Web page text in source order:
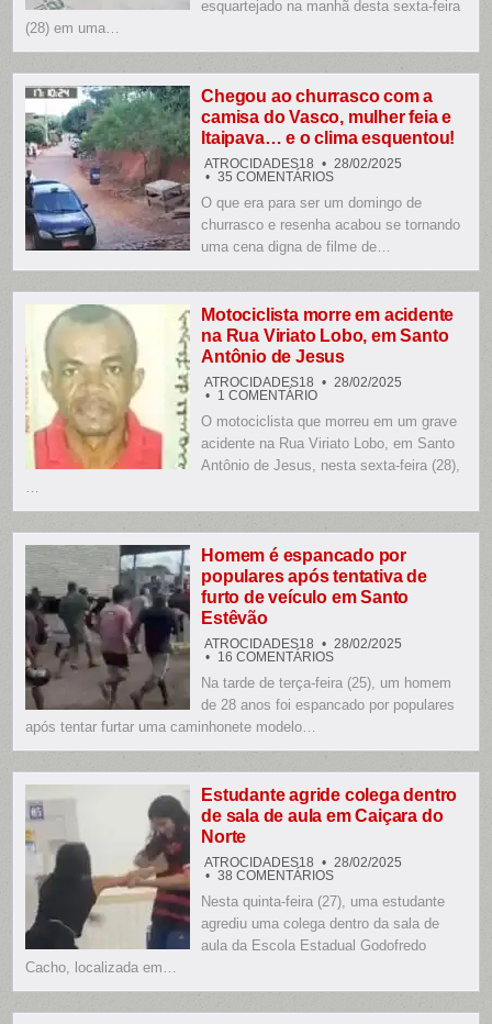
LIXEIRA
INDUSTRIAL
esquartejado na manhã desta sexta-feira
(28) em uma…
Chegou ao churrasco com a
camisa do Vasco, mulher feia e
Itaipava… e o clima esquentou!
ATROCIDADES18
28/02/2025
35 COMENTÁRIOSEM
AO
CHURRASCO
COM
A
CAMISA
DO
MULHER
FEIA
E
ITAIPAVA…
O
CLIMA
ESQUENTOU!
O que era para ser um domingo de
churrasco e resenha acabou se tornando
uma cena digna de filme de…
Motociclista morre em acidente
na Rua Viriato Lobo, em Santo
Antônio de Jesus
ATROCIDADES18
28/02/2025
1 COMENTÁRIOEM
MORRE
EM
ACIDENTE
NA
RUA
EM
DE
JESUS
O motociclista que morreu em um grave
acidente na Rua Viriato Lobo, em Santo
Antônio de Jesus, nesta sexta-feira (28),
…
Homem é espancado por
populares após tentativa de
furto de veículo em Santo
Estêvão
ATROCIDADES18
28/02/2025
16 COMENTÁRIOSEM
É
ESPANCADO
POR
TENTATIVA
FURTO
DE
VEÍCULO
EM
Na tarde de terça-feira (25), um homem
de 28 anos foi espancado por populares
após tentar furtar uma caminhonete modelo…
Estudante agride colega dentro
de sala de aula em Caiçara do
Norte
ATROCIDADES18
28/02/2025
38 COMENTÁRIOSEM
AGRIDE
COLEGA
DENTRO
DE
SALA
EM
Nesta quinta-feira (27), uma estudante
agrediu uma colega dentro da sala de
aula da Escola Estadual Godofredo
Cacho, localizada em…